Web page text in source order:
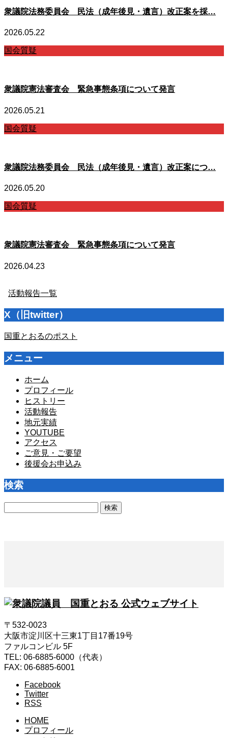
衆議院法務委員会 民法（成年後見・遺言）改正案を採…
2026.05.22
国会質疑
衆議院憲法審査会 緊急事態条項について発言
2026.05.21
国会質疑
衆議院法務委員会 民法（成年後見・遺言）改正案につ…
2026.05.20
国会質疑
衆議院憲法審査会 緊急事態条項について発言
2026.04.23
活動報告一覧
X（旧twitter）
国重とおるのポスト
メニュー
ホーム
プロフィール
ヒストリー
活動報告
地元実績
YOUTUBE
アクセス
ご意見・ご要望
後援会お申込み
検索
〒532-0023
大阪市淀川区十三東1丁目17番19号
ファルコンビル 5F
TEL: 06-6885-6000（代表）
FAX: 06-6885-6001
Facebook
Twitter
RSS
HOME
プロフィール